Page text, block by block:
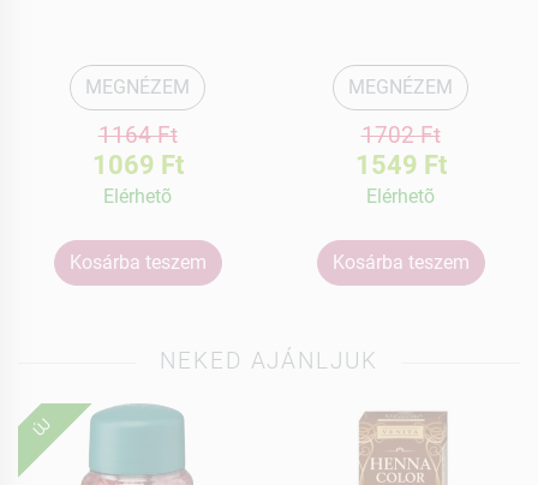
MEGNÉZEM
1164 Ft
1069 Ft
Elérhetõ
Kosárba teszem
MEGNÉZEM
1702 Ft
1549 Ft
Elérhetõ
Kosárba teszem
NEKED AJÁNLJUK
ÚJ